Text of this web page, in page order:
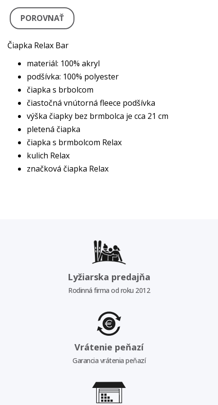
POROVNAŤ
Čiapka Relax Bar
materiál: 100% akryl
podšívka: 100% polyester
čiapka s brbolcom
čiastočná vnútorná fleece podšívka
výška čiapky bez brmbolca je cca 21 cm
pletená čiapka
čiapka s brmbolcom Relax
kulich Relax
značková čiapka Relax
Lyžiarska predajňa
Rodinná firma od roku 2012
Vrátenie peňazí
Garancia vrátenia peňazí